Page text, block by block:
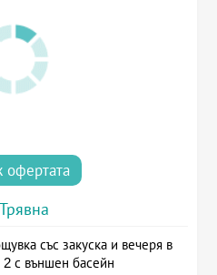
офертата
Трявна
със закуска и вечеря в
2 с външен басейн